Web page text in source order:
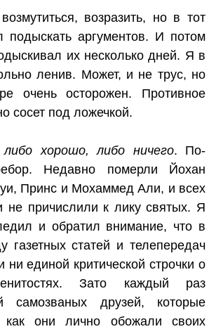
возразить, но в тот
подыскать аргументов. И потом
их несколько дней. Я в
ленив. Может, и не трус, но
очень осторожен. Противное
сосет под ложечкой.
хорошо, либо ничего. По-
Недавно померли Йохан
Принс и Мохаммед Али, и всех
не причислили к лику святых. Я
и обратил внимание, что в
газетных статей и телепередач
ни единой критической строчки о
Зато каждый раз
самозваных друзей, которые
они лично обожали своих